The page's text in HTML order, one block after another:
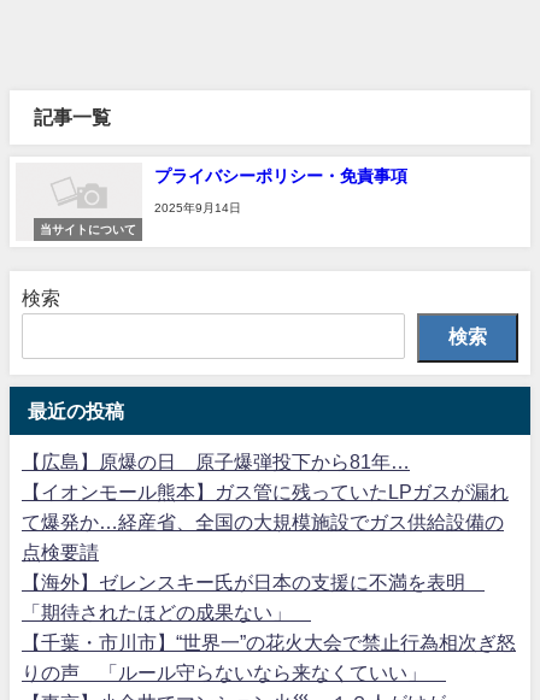
記事一覧
当サイトについて
プライバシーポリシー・免責事項
2025年9月14日
検索
検索
最近の投稿
【広島】原爆の日 原子爆弾投下から81年…
【イオンモール熊本】ガス管に残っていたLPガスが漏れ
て爆発か…経産省、全国の大規模施設でガス供給設備の
点検要請
【海外】ゼレンスキー氏が日本の支援に不満を表明
「期待されたほどの成果ない」
【千葉・市川市】“世界一”の花火大会で禁止行為相次ぎ怒
りの声 「ルール守らないなら来なくていい」